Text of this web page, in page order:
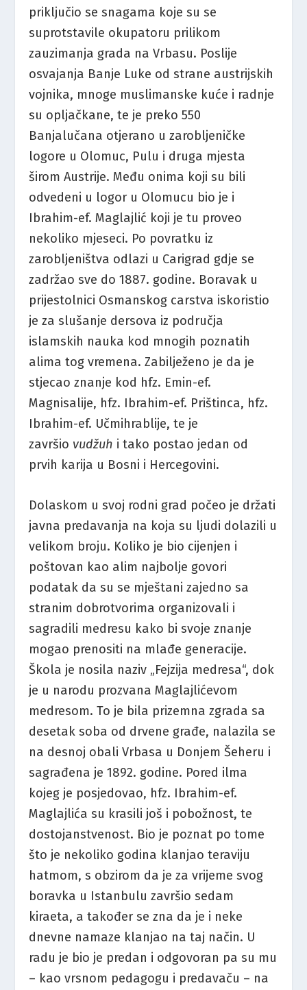
priključio se snagama koje su se
suprotstavile okupatoru prilikom
zauzimanja grada na Vrbasu. Poslije
osvajanja Banje Luke od strane austrijskih
vojnika, mnoge muslimanske kuće i radnje
su opljačkane, te je preko 550
Banjalučana otjerano u zarobljeničke
logore u Olomuc, Pulu i druga mjesta
širom Austrije. Među onima koji su bili
odvedeni u logor u Olomucu bio je i
Ibrahim-ef. Maglajlić koji je tu proveo
nekoliko mjeseci. Po povratku iz
zarobljeništva odlazi u Carigrad gdje se
zadržao sve do 1887. godine. Boravak u
prijestolnici Osmanskog carstva iskoristio
je za slušanje dersova iz područja
islamskih nauka kod mnogih poznatih
alima tog vremena. Zabilježeno je da je
stjecao znanje kod hfz. Emin-ef.
Magnisalije, hfz. Ibrahim-ef. Prištinca, hfz.
Ibrahim-ef. Učmihrablije, te je
završio vudžuh i tako postao jedan od
prvih karija u Bosni i Hercegovini.
Dolaskom u svoj rodni grad počeo je držati
javna predavanja na koja su ljudi dolazili u
velikom broju. Koliko je bio cijenjen i
poštovan kao alim najbolje govori
podatak da su se mještani zajedno sa
stranim dobrotvorima organizovali i
sagradili medresu kako bi svoje znanje
mogao prenositi na mlađe generacije.
Škola je nosila naziv „Fejzija medresa“, dok
je u narodu prozvana Maglajlićevom
medresom. To je bila prizemna zgrada sa
desetak soba od drvene građe, nalazila se
na desnoj obali Vrbasa u Donjem Šeheru i
sagrađena je 1892. godine. Pored ilma
kojeg je posjedovao, hfz. Ibrahim-ef.
Maglajlića su krasili još i pobožnost, te
dostojanstvenost. Bio je poznat po tome
što je nekoliko godina klanjao teraviju
hatmom, s obzirom da je za vrijeme svog
boravka u Istanbulu završio sedam
kiraeta, a također se zna da je i neke
dnevne namaze klanjao na taj način. U
radu je bio je predan i odgovoran pa su mu
– kao vrsnom pedagogu i predavaču – na